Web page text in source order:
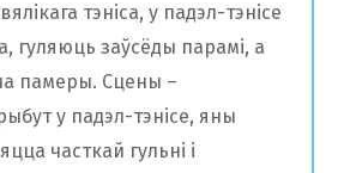
тэніса, у падэл-тэнісе
гуляюць заўсёды парамі, а
памеры. Сцены –
у падэл-тэнісе, яны
часткай гульні і